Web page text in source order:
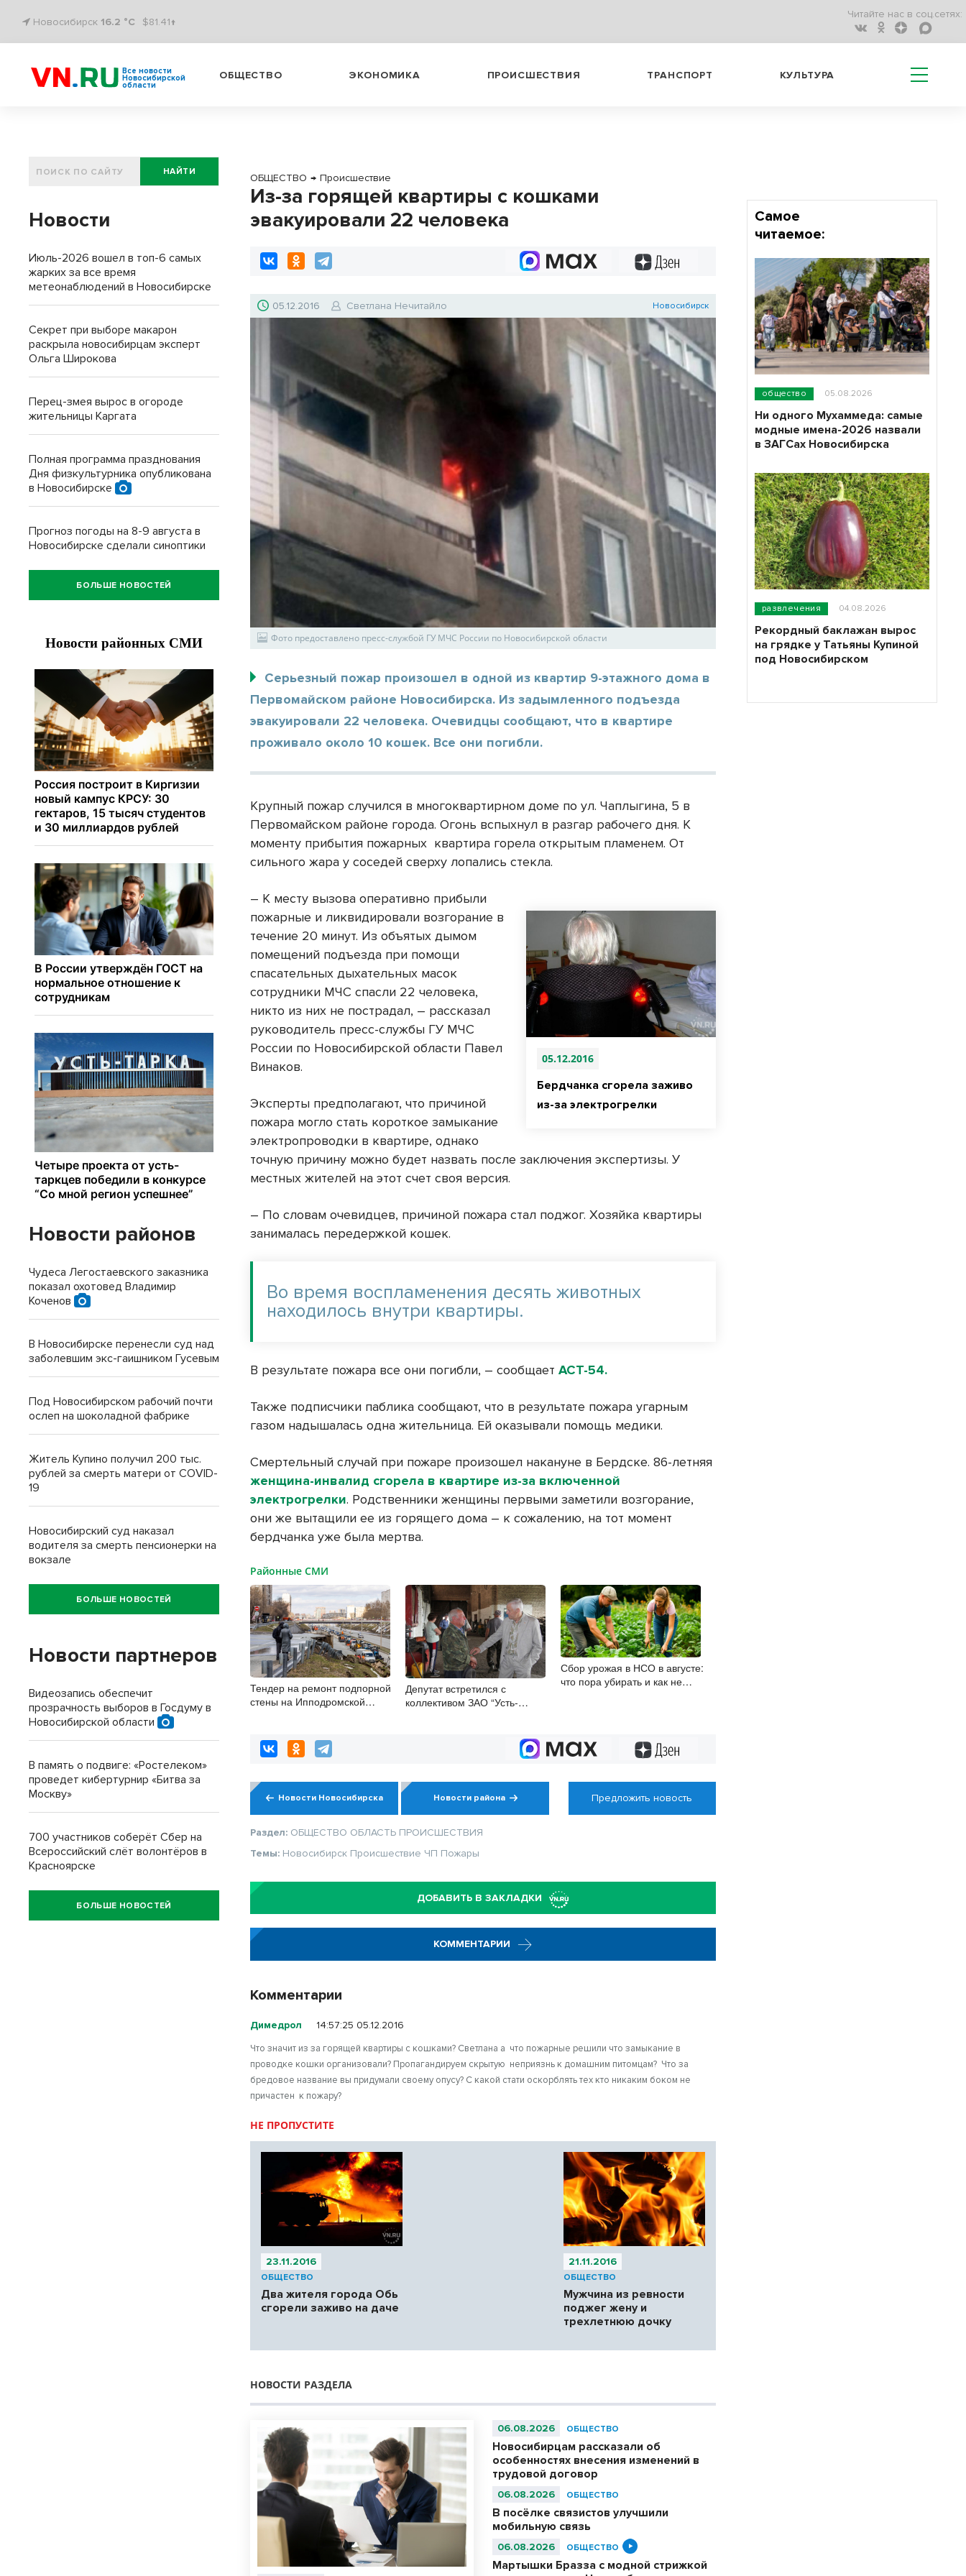
Новосибирск 16.2 °C $81.41↑
Читайте нас в соц.сетях:
Все новости
Новосибирской
области
ОБЩЕСТВО ЭКОНОМИКА ПРОИСШЕСТВИЯ ТРАНСПОРТ КУЛЬТУРА
ОБЩЕСТВО → Происшествие
Из-за горящей квартиры с кошками
эвакуировали 22 человека
05.12.2016 Светлана Нечитайло Новосибирск
Фото предоставлено пресс-службой ГУ МЧС России по Новосибирской области
Серьезный пожар произошел в одной из квартир 9-этажного дома в
Первомайском районе Новосибирска. Из задымленного подъезда
эвакуировали 22 человека. Очевидцы сообщают, что в квартире
проживало около 10 кошек. Все они погибли.
Крупный пожар случился в многоквартирном доме по ул. Чаплыгина, 5 в
Первомайском районе города. Огонь вспыхнул в разгар рабочего дня. К
моменту прибытия пожарных квартира горела открытым пламенем. От
сильного жара у соседей сверху лопались стекла.
05.12.2016
Бердчанка сгорела заживо
из-за электрогрелки
– К месту вызова оперативно прибыли
пожарные и ликвидировали возгорание в
течение 20 минут. Из объятых дымом
помещений подъезда при помощи
спасательных дыхательных масок
сотрудники МЧС спасли 22 человека,
никто из них не пострадал, – рассказал
руководитель пресс-службы ГУ МЧС
России по Новосибирской области Павел
Винаков.
Эксперты предполагают, что причиной
пожара могло стать короткое замыкание
электропроводки в квартире, однако
точную причину можно будет назвать после заключения экспертизы. У
местных жителей на этот счет своя версия.
– По словам очевидцев, причиной пожара стал поджог. Хозяйка квартиры
занималась передержкой кошек.
Во время воспламенения десять животных
находилось внутри квартиры.
В результате пожара все они погибли, – сообщаетАСТ-54.
Также подписчики паблика сообщают, что в результате пожара угарным
газом надышалась одна жительница. Ей оказывали помощь медики.
Смертельный случай при пожаре произошел накануне в Бердске. 86-летняя
женщина-инвалид сгорела в квартире из-за включенной
электрогрелки. Родственники женщины первыми заметили возгорание,
они же вытащили ее из горящего дома – к сожалению, на тот момент
бердчанка уже была мертва.
Районные СМИ
Тендер на ремонт подпорной
стены на Ипподромской
Депутат встретился с
коллективом ЗАО “Усть-
Сбор урожая в НСО в августе:
что пора убирать и как не
Новости Новосибирска Новости района Предложить новость
Раздел: ОБЩЕСТВО ОБЛАСТЬ ПРОИСШЕСТВИЯ
Темы: Новосибирск Происшествие ЧП Пожары
ДОБАВИТЬ В ЗАКЛАДКИ
КОММЕНТАРИИ
Комментарии
Димедрол 14:57:25 05.12.2016
Что значит из за горящей квартиры с кошками? Светлана а что пожарные решили что замыкание в
проводке кошки организовали? Пропагандируем скрытую неприязнь к домашним питомцам? Что за
бредовое название вы придумали своему опусу? С какой стати оскорблять тех кто никаким боком не
причастен к пожару?
НЕ ПРОПУСТИТЕ
23.11.2016
ОБЩЕСТВО
Два жителя города Обь
сгорели заживо на даче
21.11.2016
ОБЩЕСТВО
Мужчина из ревности
поджег жену и
трехлетнюю дочку
НОВОСТИ РАЗДЕЛА
06.08.2026 ОБЩЕСТВО
Новосибирцам рассказали об
особенностях внесения изменений в
трудовой договор
06.08.2026 ОБЩЕСТВО
В посёлке связистов улучшили
мобильную связь
06.08.2026 ОБЩЕСТВО
Мартышки Бразза с модной стрижкой
НАЙТИ
Новости
Июль-2026 вошел в топ-6 самых
жарких за все время
метеонаблюдений в Новосибирске
Секрет при выборе макарон
раскрыла новосибирцам эксперт
Ольга Широкова
Перец-змея вырос в огороде
жительницы Каргата
Полная программа празднования
Дня физкультурника опубликована
в Новосибирске
Прогноз погоды на 8-9 августа в
Новосибирске сделали синоптики
БОЛЬШЕ НОВОСТЕЙ
Новости районов
Чудеса Легостаевского заказника
показал охотовед Владимир
Коченов
В Новосибирске перенесли суд над
заболевшим экс-гаишником Гусевым
Под Новосибирском рабочий почти
ослеп на шоколадной фабрике
Житель Купино получил 200 тыс.
рублей за смерть матери от COVID-
19
Новосибирский суд наказал
водителя за смерть пенсионерки на
вокзале
БОЛЬШЕ НОВОСТЕЙ
Новости партнеров
Видеозапись обеспечит
прозрачность выборов в Госдуму в
Новосибирской области
В память о подвиге: «Ростелеком»
проведет кибертурнир «Битва за
Москву»
700 участников соберёт Сбер на
Всероссийский слёт волонтёров в
Красноярске
БОЛЬШЕ НОВОСТЕЙ
Самое
читаемое:
общество 05.08.2026
Ни одного Мухаммеда: самые
модные имена-2026 назвали
в ЗАГСах Новосибирска
развлечения 04.08.2026
Рекордный баклажан вырос
на грядке у Татьяны Купиной
под Новосибирском